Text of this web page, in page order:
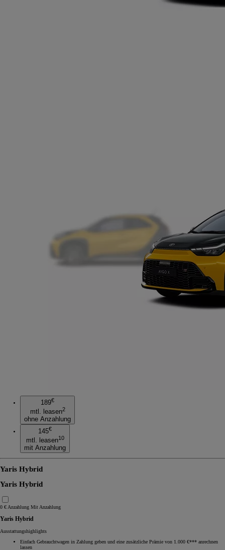
189€
mtl. leasen2
ohne Anzahlung
145€
mtl. leasen10
mit Anzahlung
Yaris Hybrid
Yaris Hybrid
0 € Anzahlung Mit Anzahlung
Yaris Hybrid
Ausstattungshighlights
Einfach Gebrauchtwagen in Zahlung geben und eine zusätzliche Prämie von 1.000 €*** anrechnen
lassen